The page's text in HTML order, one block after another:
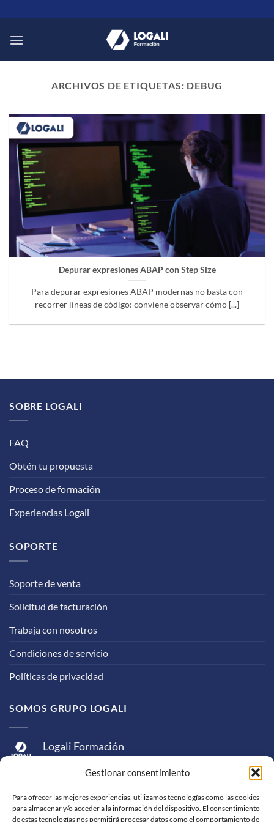
Gestionar consentimiento
Para ofrecer las mejores experiencias, utilizamos tecnologías como las cookies
para almacenar y/o acceder a la información del dispositivo. El consentimiento
de estas tecnologías nos permitirá procesar datos como el comportamiento de
al
contenido
ARCHIVOS DE ETIQUETAS: DEBUG
Depurar expresiones ABAP con Step Size
Para depurar expresiones ABAP modernas no basta con
recorrer líneas de código: conviene observar cómo [...]
SOBRE LOGALI
FAQ
Obtén tu propuesta
Proceso de formación
Experiencias Logali
SOPORTE
Soporte de venta
Solicitud de facturación
Trabaja con nosotros
Condiciones de servicio
Políticas de privacidad
SOMOS GRUPO LOGALI
Logali Formación
Logali Consultoría
Logali Ingeniería